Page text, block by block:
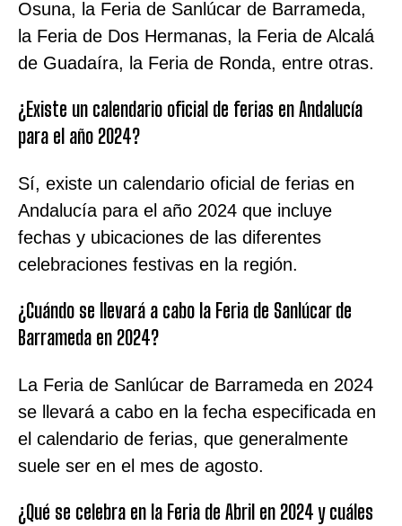
Osuna, la Feria de Sanlúcar de Barrameda,
la Feria de Dos Hermanas, la Feria de Alcalá
de Guadaíra, la Feria de Ronda, entre otras.
¿Existe un calendario oficial de ferias en Andalucía
para el año 2024?
Sí, existe un calendario oficial de ferias en
Andalucía para el año 2024 que incluye
fechas y ubicaciones de las diferentes
celebraciones festivas en la región.
¿Cuándo se llevará a cabo la Feria de Sanlúcar de
Barrameda en 2024?
La Feria de Sanlúcar de Barrameda en 2024
se llevará a cabo en la fecha especificada en
el calendario de ferias, que generalmente
suele ser en el mes de agosto.
¿Qué se celebra en la Feria de Abril en 2024 y cuáles